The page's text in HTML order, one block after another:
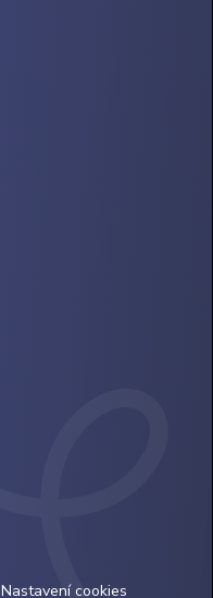
Nastavení cookies